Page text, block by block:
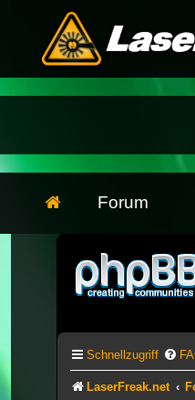
Forum
Schnellzugriff
LaserFreak.net